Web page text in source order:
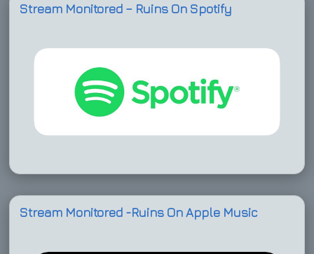
Stream Monitored – Ruins On Spotify
Stream Monitored -Ruins On Apple Music